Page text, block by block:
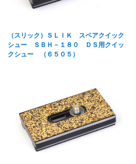
（スリック）ＳＬＩＫ スペアクイック
シュー ＳＢＨ－１８０ ＤＳ用クイッ
クシュー （６５０５）